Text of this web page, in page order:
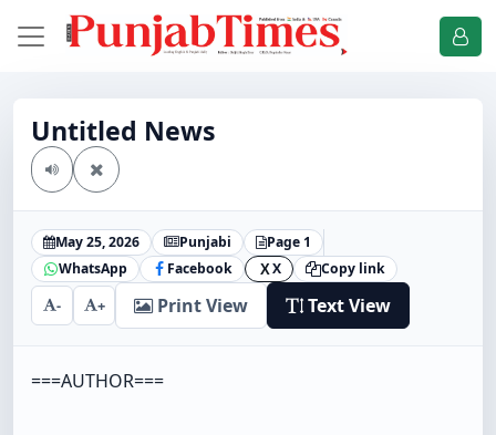
Untitled News
May 25, 2026 Punjabi
Page 1
WhatsApp
Facebook X X Copy link
- + Print View Text View
===AUTHOR===